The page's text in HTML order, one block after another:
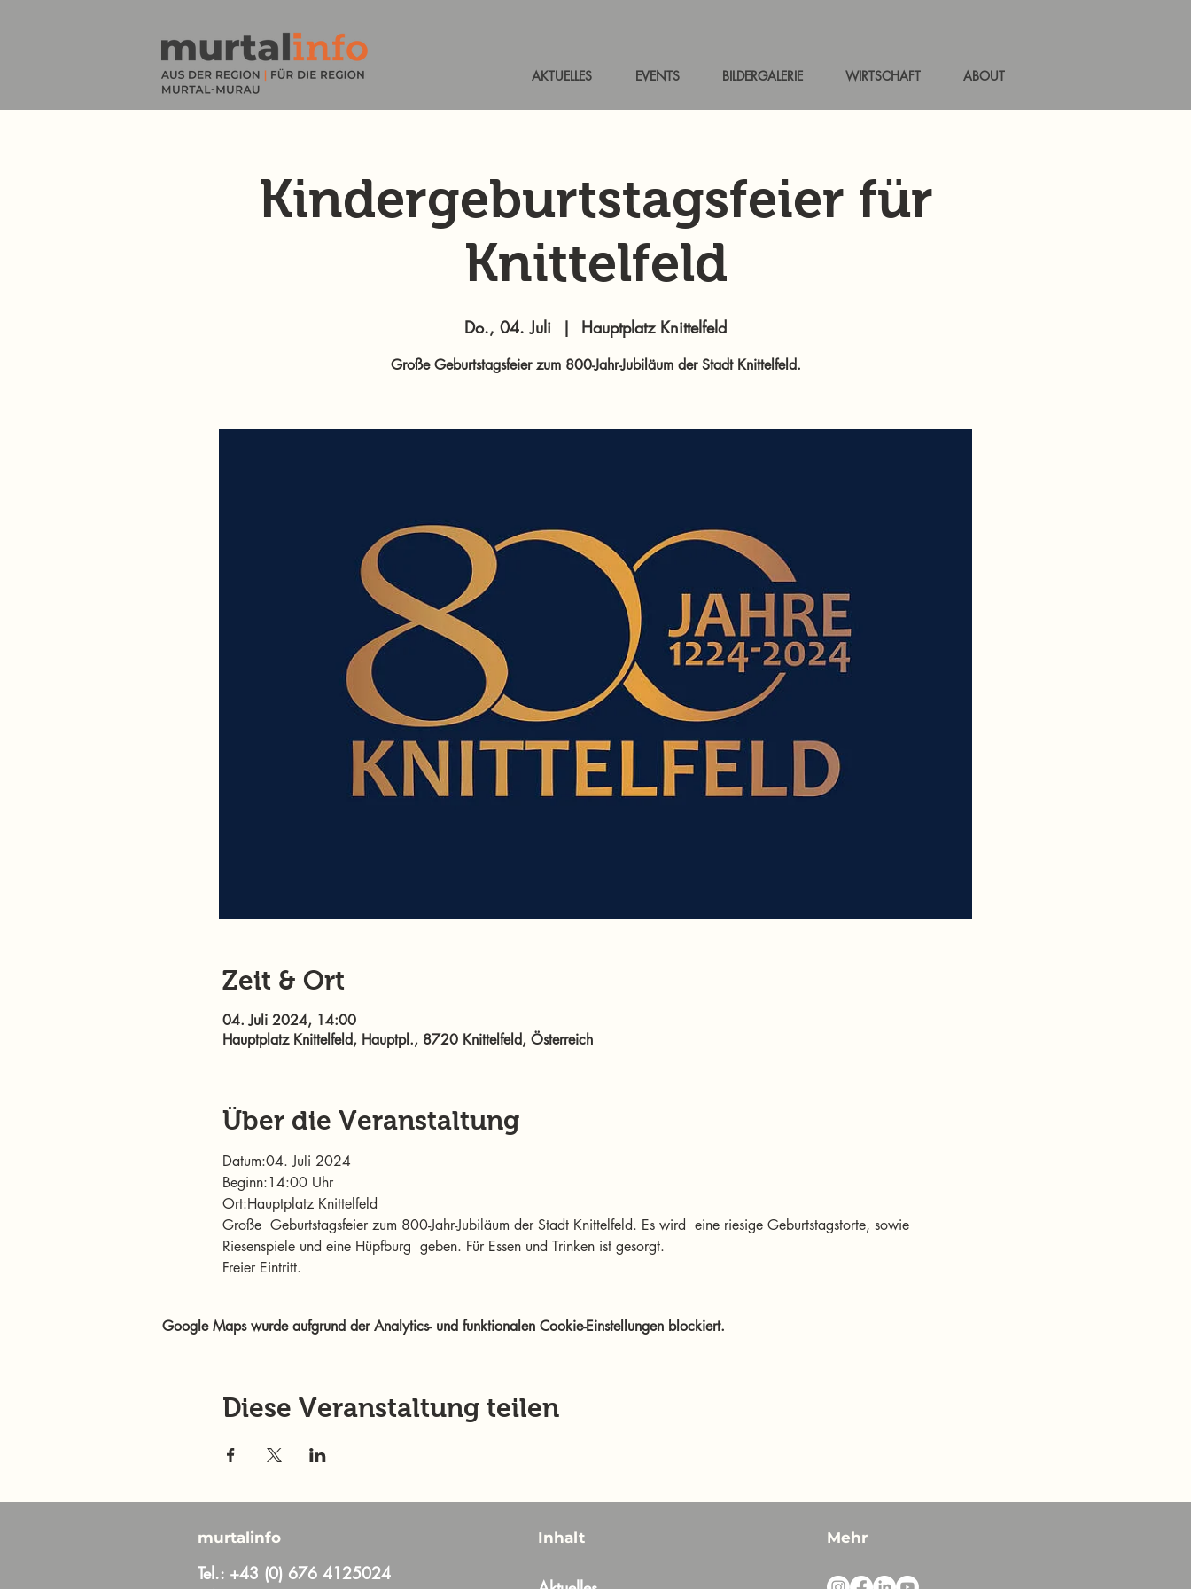
AKTUELLES EVENTS BILDERGALERIE WIRTSCHAFT ABOUT
Kindergeburtstagsfeier für
Knittelfeld
Do., 04. Juli
  |
Hauptplatz Knittelfeld
Große Geburtstagsfeier zum 800-Jahr-Jubiläum der Stadt Knittelfeld.
Zeit & Ort
04. Juli 2024, 14:00
Hauptplatz Knittelfeld, Hauptpl., 8720 Knittelfeld, Österreich
Über die Veranstaltung
Datum:04. Juli 2024
Beginn:14:00 Uhr
Ort:Hauptplatz Knittelfeld
Große  Geburtstagsfeier zum 800-Jahr-Jubiläum der Stadt Knittelfeld. Es wird  eine riesige Geburtstagstorte, sowie
Riesenspiele und eine Hüpfburg  geben. Für Essen und Trinken ist gesorgt.
Freier Eintritt.
Google Maps wurde aufgrund der Analytics- und funktionalen Cookie-Einstellungen blockiert.
Diese Veranstaltung teilen
murtalinfo
Tel.: +43 (0) 676 4125024
Inhalt Mehr